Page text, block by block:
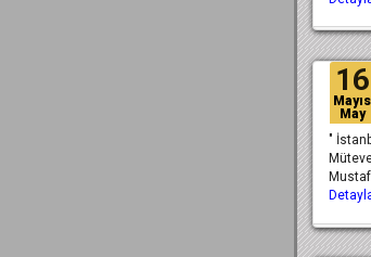
16
Mayıs
May
"